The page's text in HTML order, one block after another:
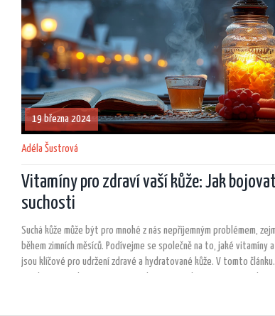
19 března 2024
Adéla Šustrová
Vitamíny pro zdraví vaší kůže: Jak
suchosti
Suchá kůže může být pro mnohé z nás nepříjemným problémem,
během zimních měsíců. Podívejme se společně na to, jaké vitamíny
jsou klíčové pro udržení zdravé a hydratované kůže. V tomto článku